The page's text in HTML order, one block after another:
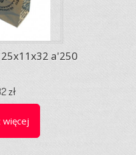
a'250
zł
więcej